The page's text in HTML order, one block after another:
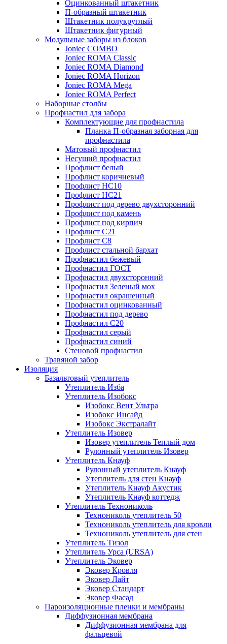
Оцинкованный штакетник
П-образный штакетник
Штакетник полукруглый
Штакетник фигурный
Модульные заборы из блоков
Joniec COMBO
Joniec ROMA Classic
Joniec ROMA Diamond
Joniec ROMA Horizon
Joniec ROMA Mega
Joniec ROMA Perfect
Наборные столбы
Профнастил для забора
Комплектующие для профнастила
Планка П-образная заборная для
профнастила
Матовый профнастил
Несущий профнастил
Профлист белый
Профлист коричневый
Профлист НС10
Профлист НС21
Профлист под дерево двухсторонний
Профлист под камень
Профлист под кирпич
Профлист С21
Профлист С8
Профлист стальной бархат
Профнастил бежевый
Профнастил ГОСТ
Профнастил двухсторонний
Профнастил Зеленый мох
Профнастил окрашенный
Профнастил оцинкованный
Профнастил под дерево
Профнастил С20
Профнастил серый
Профнастил синий
Стеновой профнастил
Травяной забор
Изоляция
Базальтовый утеплитель
Утеплитель Изба
Утеплитель Изобокс
Изобокс Вент Ультра
Изобокс Инсайд
Изобокс Экстралайт
Утеплитель Изовер
Изовер утеплитель Теплый дом
Рулонный утеплитель Изовер
Утеплитель Кнауф
Рулонный утеплитель Кнауф
Утеплитель для стен Кнауф
Утеплитель Кнауф Акустик
Утеплитель Кнауф коттедж
Утеплитель Технониколь
Технониколь утеплитель 50
Технониколь утеплитель для кровли
Технониколь утеплитель для стен
Утеплитель Тизол
Утеплитель Урса (URSA)
Утеплитель Эковер
Эковер Кровля
Эковер Лайт
Эковер Стандарт
Эковер Фасад
Пароизоляционные пленки и мембраны
Диффузионная мембрана
Диффузионная мембрана для
фальцевой